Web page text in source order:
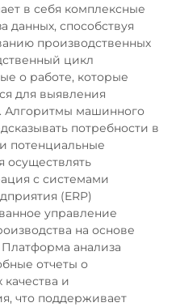
в себя комплексные
данных, способствуя
производственных
цикл
о работе, которые
для выявления
Алгоритмы машинного
потребности в
потенциальные
осуществлять
с системами
(ERP)
управление
на основе
анализа
отчеты о
качества и
что поддерживает